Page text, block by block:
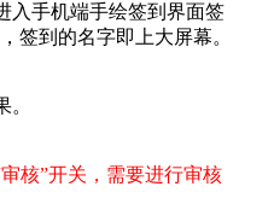
入手机端手绘签到界面签
签到的名字即上大屏幕。
核”开关，需要进行审核